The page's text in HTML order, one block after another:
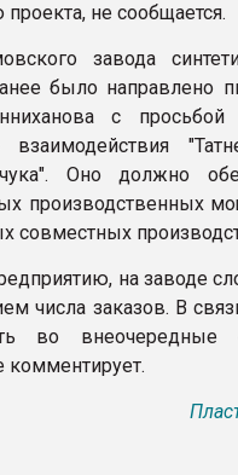
не сообщается.
завода
было направлено
с просьбой
Оно должно
производственных
совместных
на заводе
числа заказов. В
во внеочередные
комментирует.